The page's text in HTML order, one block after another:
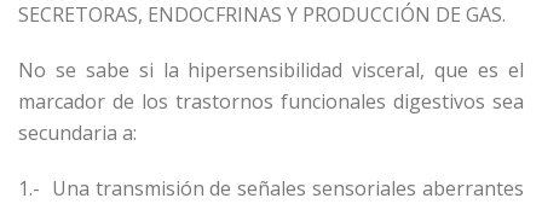
SECRETORAS, ENDOCFRINAS Y PRODUCCIÓN DE GAS.
No se sabe si la hipersensibilidad visceral, que es el
marcador de los trastornos funcionales digestivos sea
secundaria a:
1.- Una transmisión de señales sensoriales aberrantes